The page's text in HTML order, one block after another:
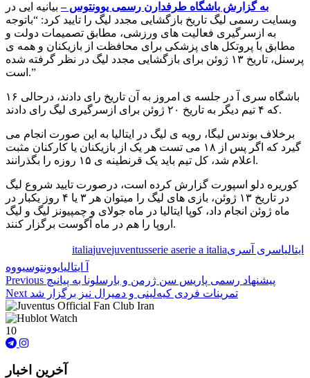
به گزارش باشگاه طرفدارن رسمی یوونتوس –بیانیه ایی در
وبسایت رسمی لیگ تاریخ بازگشایی مجدد لیگ را تایید کرد: “باتوجه
به ازسرگیری فعالیت های ورزشی، مطابق تصمیمات دولت و
مطابق با پروتکل های پزشکی برای محافظت از بازیکنان و همه ی
پرسنل، تاریخ ۱۳ ژوئن برای بازگشایی مجدد لیگ در نظر گرفته شده
است.”
۱۶ باشگاه سری آ در جلسه ی امروز به آن تاریخ رای دادند، درحالی
که ۴ تیم دیگر به تاریخ ۲۰ ژوئن برای ازسرگیری لیگ رای دادند.
برخلاف بوندس لیگا، رویه ی لیگ در ایتالیا به این صورت انجام می
گیرد که اگر پس از ۱۸ می تست هر یک از بازیکنان یا کارکنان مثبت
اعلام شد، کل تیم باید یک قرنطینه ی ۱۵ روزه را بگذرانند.
کوریره دلو اسپورت گزارش کرده است، درصورت تایید شروع لیگ
در تاریخ ۱۳ ژوئن، بازی های لیگ را میتوان هر ۳ یا ۴ روز یکبار در
ماه ژوئن انجام داد، کوپا ایتالیا در ماه جولای و چمپیونز لیگ و لیگ
اروپا را هم در ماه آگوست برگزار کنند.
italiajuvejuventusserie aserie a italia ایتالیاسری آ سری
آ ایتالیایوونتوسیووه
Previous پیشنهاد رسمی پاریس سن ژرمن و بارسلونا به پیانیچ
Next تمرینات فردی کیه‌لینی و دمیرال نیز برگزار شد
10
آخرین اخبار